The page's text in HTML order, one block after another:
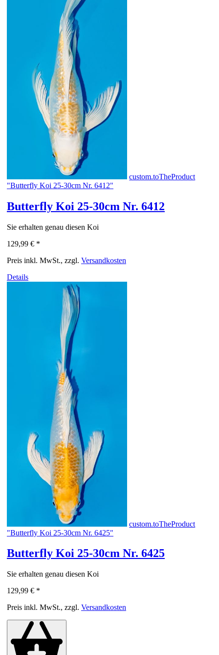
custom.toTheProduct
"Butterfly Koi 25-30cm Nr. 6412"
Butterfly Koi 25-30cm Nr. 6412
Sie erhalten genau diesen Koi
129,99 € *
Preis inkl. MwSt., zzgl. Versandkosten
Details
custom.toTheProduct
"Butterfly Koi 25-30cm Nr. 6425"
Butterfly Koi 25-30cm Nr. 6425
Sie erhalten genau diesen Koi
129,99 € *
Preis inkl. MwSt., zzgl. Versandkosten